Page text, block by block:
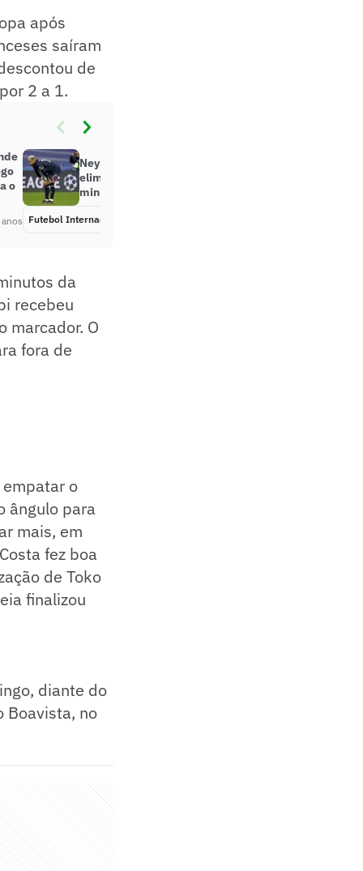
após
saíram
de
2 a 1.
o
Neymar mostra frustração após
eliminação na Champions: ‘Dei
minha vida para estar lá’
Futebol Internacional
da
recebeu
marcador. O
fora de
o
ângulo para
mais, em
fez boa
de Toko
finalizou
diante do
Boavista, no